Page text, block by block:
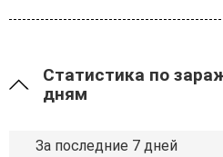
Статистика по
дням
За последние 7 дней